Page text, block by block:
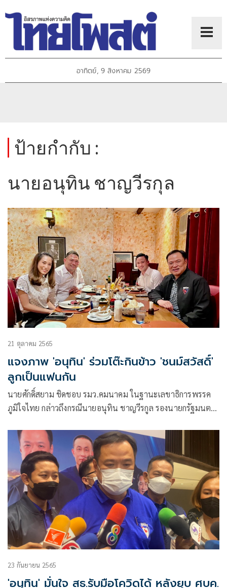
อาทิตย์, 9 สิงหาคม 2569
ป้ายกำกับ :
นายอนุทิน ชาญวีรกุล
21 ตุลาคม 2565
แจงภาพ 'อนุทิน' ร่วมโต๊ะกินข้าว 'ชนม์สวัสดิ์'
ลูกเป็นแฟนกัน
นายศักดิ์สยาม ชิดชอบ รมว.คมนาคม ในฐานะเลขาธิการพรรค
ภูมิใจไทย กล่าวถึงกรณีนายอนุทิน ชาญวีรกูล รองนายกรัฐมนตรี
23 กันยายน 2565
'อนุทิน' มั่นใจ สธ.รับมือโควิดได้ หลังยุบ ศบค.